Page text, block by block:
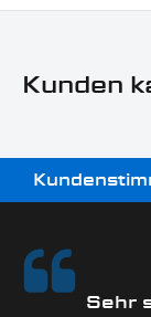
Kunden
Sehr